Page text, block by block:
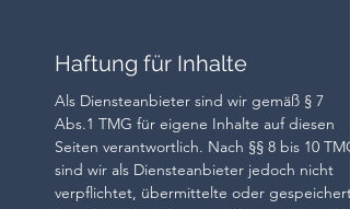
Haftung für Inhalte
Als Diensteanbieter sind wir gemäß § 7
Abs.1 TMG für eigene Inhalte auf diesen
Seiten verantwortlich. Nach §§ 8 bis 10 TMG
sind wir als Diensteanbieter jedoch nicht
verpflichtet, übermittelte oder gespeicherte